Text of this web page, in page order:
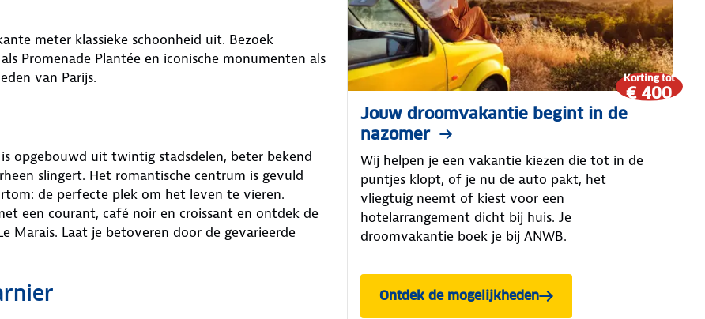
meter klassieke schoonheid uit. Bezoek
Promenade Plantée en iconische monumenten als
van Parijs.
opgebouwd uit twintig stadsdelen, beter bekend
slingert. Het romantische centrum is gevuld
de perfecte plek om het leven te vieren.
een courant, café noir en croissant en ontdek de
Marais. Laat je betoveren door de gevarieerde
Korting tot
€ 400
Jouw droomvakantie begint in de
nazomer
Wij helpen je een vakantie kiezen die tot in de
puntjes klopt, of je nu de auto pakt, het
vliegtuig neemt of kiest voor een
hotelarrangement dicht bij huis. Je
droomvakantie boek je bij ANWB.
Ontdek de mogelijkheden